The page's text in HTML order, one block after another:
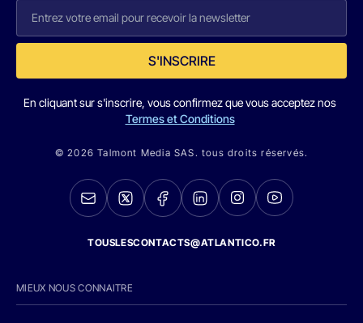
S'INSCRIRE
En cliquant sur s'inscrire, vous confirmez que vous acceptez nos
Termes et Conditions
© 2026 Talmont Media SAS. tous droits réservés.
TOUSLESCONTACTS@ATLANTICO.FR
MIEUX NOUS CONNAITRE